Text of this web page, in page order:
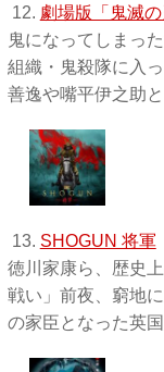
12. 劇場版「鬼滅
鬼になってしまっ
組織・鬼殺隊に入
善逸や嘴平伊之助
13. SHOGUN 将軍
徳川家康ら、歴史
戦い」前夜、窮地
の家臣となった英